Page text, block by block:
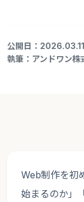
公開日：2026.03.11
執筆：アンドワン株
Web制作を初
始まるのか」